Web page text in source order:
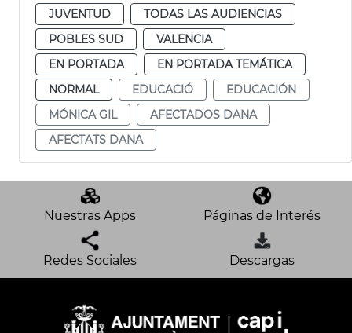
JUVENTUD
TODAS LAS AUDIENCIAS
POBLES SUD
VALENCIA
EN PORTADA
EN PORTADA TEMÁTICA
NORMAL
EDUCACIÓ
EDUCACIÓN
MÓNICA GIL
AFECTADOS DANA
AFECTATS DANA
Nuestras Apps Páginas de Interés
Redes Sociales Descargas